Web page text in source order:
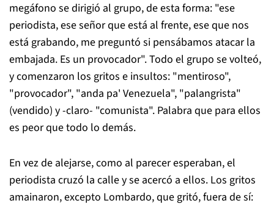
megáfono se dirigió al grupo, de esta forma: "ese
periodista, ese señor que está al frente, ese que nos
está grabando, me preguntó si pensábamos atacar la
embajada. Es un provocador". Todo el grupo se volteó,
y comenzaron los gritos e insultos: "mentiroso",
"provocador", "anda pa' Venezuela", "palangrista"
(vendido) y -claro- "comunista". Palabra que para ellos
es peor que todo lo demás.
En vez de alejarse, como al parecer esperaban, el
periodista cruzó la calle y se acercó a ellos. Los gritos
amainaron, excepto Lombardo, que gritó, fuera de sí: